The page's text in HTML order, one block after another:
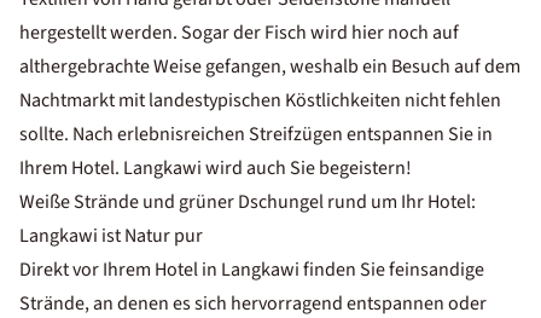
hergestellt werden. Sogar der Fisch wird hier noch auf
althergebrachte Weise gefangen, weshalb ein Besuch auf dem
Nachtmarkt mit landestypischen Köstlichkeiten nicht fehlen
sollte. Nach erlebnisreichen Streifzügen entspannen Sie in
Ihrem Hotel. Langkawi wird auch Sie begeistern!
Weiße Strände und grüner Dschungel rund um Ihr Hotel:
Langkawi ist Natur pur
Direkt vor Ihrem Hotel in Langkawi finden Sie feinsandige
Strände, an denen es sich hervorragend entspannen oder